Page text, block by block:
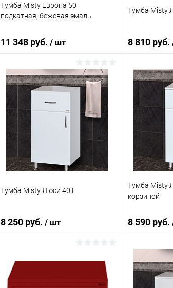
Тумба Misty Европа 50
подкатная, бежевая эмаль
11 348 руб. / шт
В корзину
Купить в 1 клик Сравнение
Тумба Misty
8 810 руб.
Купить в
Тумба Misty Люси 40 L
8 250 руб. / шт
В корзину
Тумба Misty
корзиной
8 590 руб.